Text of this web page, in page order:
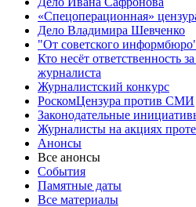
«Спецоперационная»
Дело Владимира Шевченко
"От советского
Кто несёт ответственность
журналиста
Журналистский конкурс
РоскомЦензура против СМИ
Законодательные
Журналисты на акциях
Анонсы
Все анонсы
События
Памятные даты
Все материалы